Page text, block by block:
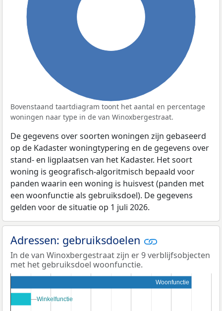
Bovenstaand taartdiagram toont het aantal en percentage
woningen naar type in de van Winoxbergestraat.
De gegevens over soorten woningen zijn gebaseerd
op de Kadaster woningtypering en de gegevens over
stand- en ligplaatsen van het Kadaster. Het soort
woning is geografisch-algoritmisch bepaald voor
panden waarin een woning is huisvest (panden met
een woonfunctie als gebruiksdoel). De gegevens
gelden voor de situatie op 1 juli 2026.
Adressen: gebruiksdoelen
In de van Winoxbergestraat zijn er 9 verblijfsobjecten
met het gebruiksdoel woonfunctie.
Woonfunctie
Winkelfunctie
Winkelfunctie